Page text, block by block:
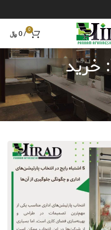
0
/
0 ﷼
Tag Archives: خرید